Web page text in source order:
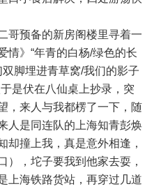
哥预备的新房阁楼里寻着一
情》“年青的白杨/绿色的长
脚埋进青草窝/我们的影子
是伏在八仙桌上抄录，突
，来人与我都楞了一下，随
人是同连队的上海知青彭焕
却撞上我，真是意外相逢，
），坨子要我到他家去耍，
上海铁路货站，再穿过几道